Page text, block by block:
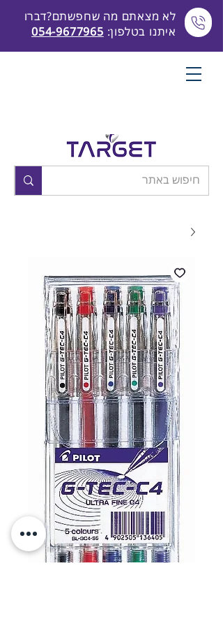
לא מצאתם מה שחפשתם?דברו
איתנו בטלפון: 054-9677965